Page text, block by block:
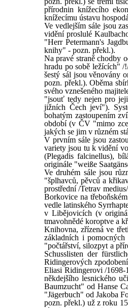
přírodnin knížecího
knížecímu ústavu
Ve vedlejším sále jsou
vidění proslulé
"Herr Petermann's
knihy" - pozn. překl.).
Na pravé straně chodby
hradu po sobě ležících" /
šestý sál jsou věnovány
pozn. překl.). Oběma
svého vznešeného
"jsouť tedy nejen pro
jižních Čech jeví").
bohatým zastoupením
období (v ČV "mimo
jakých se jim v různém
V prvním sále jsou
variety jsou tu k vidění
(Plegadis falcinellus),
originále "weiße
Ve druhém sále jsou
"šplhavců, pěvců a
prostřední /Tetrav
Borkovice na
vedle latinského
v Libějovicích (v
tmavohnědé koroptve a
Knihovna, zřízená ve
základních i
"počtářství, silozpyt a
Schusslisten der
Ridingerových
Eliasi Ridingerovi /1698-
někdejšího lesnického
Baumzucht" od Hanse
"Jägerbuch" od Jakoba
pozn. překl.) už z roku